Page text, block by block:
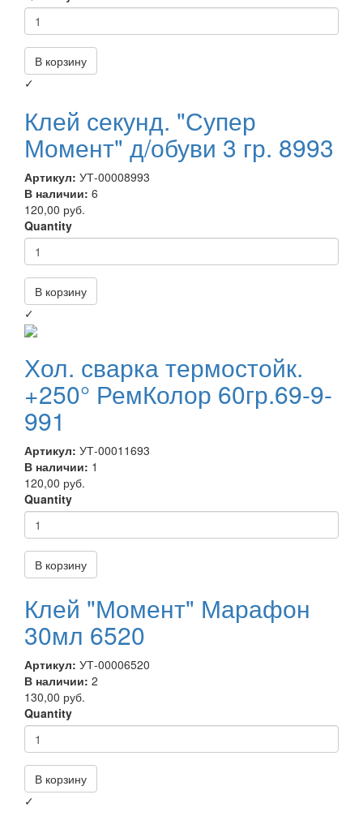
В корзину
✓
Клей секунд. "Супер
Момент" д/обуви 3 гр. 8993
Артикул: УТ-00008993
В наличии: 6
120,00 руб.
Quantity
В корзину
✓
Хол. сварка термостойк.
+250° РемКолор 60гр.69-9-
991
Артикул: УТ-00011693
В наличии: 1
120,00 руб.
Quantity
В корзину
Клей "Момент" Марафон
30мл 6520
Артикул: УТ-00006520
В наличии: 2
130,00 руб.
Quantity
В корзину
✓